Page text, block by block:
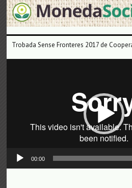
Trobada Sense Fronteres 2017 de
00:00